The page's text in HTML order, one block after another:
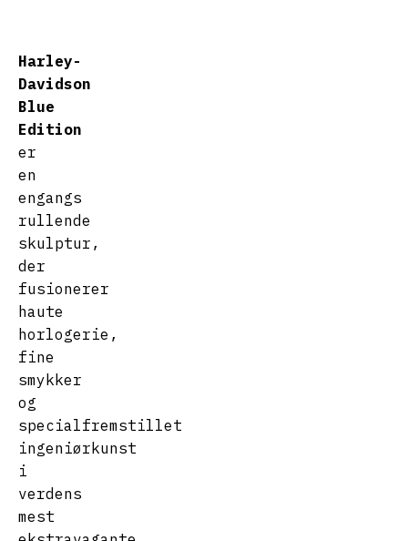
Harley-
Davidson
Blue
Edition
er
en
engangs
rullende
skulptur,
der
fusionerer
haute
horlogerie,
fine
smykker
og
specialfremstillet
ingeniørkunst
i
verdens
mest